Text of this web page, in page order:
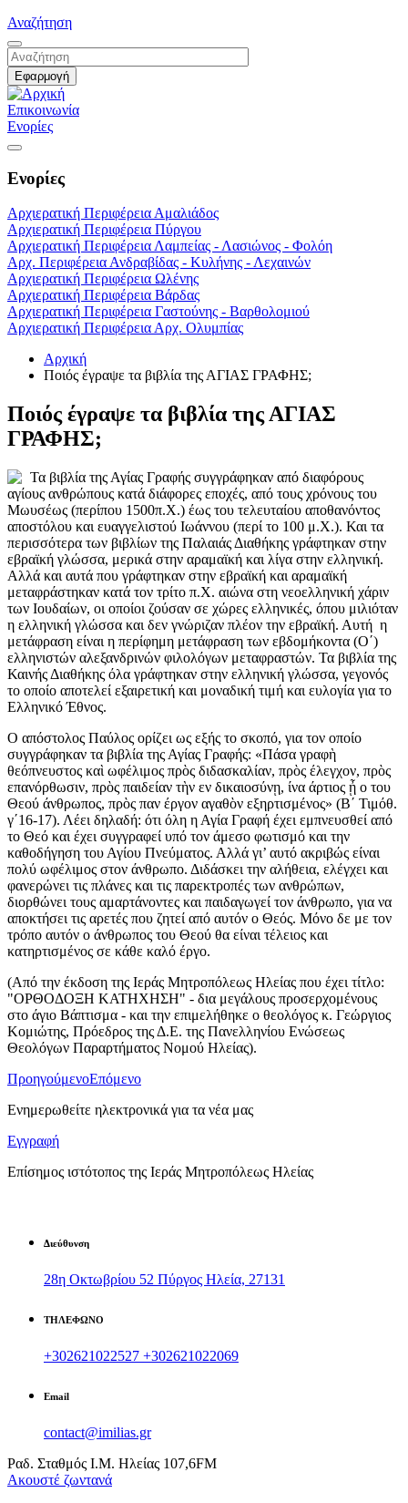
Αναζήτηση
Επικοινωνία
Ενορίες
Ενορίες
Αρχιερατική Περιφέρεια Αμαλιάδος
Αρχιερατική Περιφέρεια Πύργου
Αρχιερατική Περιφέρεια Λαμπείας - Λασιώνος - Φολόη
Αρχ. Περιφέρεια Ανδραβίδας - Κυλήνης - Λεχαινών
Αρχιερατική Περιφέρεια Ωλένης
Αρχιερατική Περιφέρεια Βάρδας
Αρχιερατική Περιφέρεια Γαστούνης - Βαρθολομιού
Αρχιερατική Περιφέρεια Αρχ. Ολυμπίας
Αρχική
Ποιός έγραψε τα βιβλία της ΑΓΙΑΣ ΓΡΑΦΗΣ;
Ποιός έγραψε τα βιβλία της ΑΓΙΑΣ
ΓΡΑΦΗΣ;
Τα βιβλία της Αγίας Γραφής συγγράφηκαν από διαφόρους
αγίους ανθρώπους κατά διάφορες εποχές, από τους χρόνους του
Μωυσέως (περίπου 1500π.Χ.) έως του τελευταίου αποθανόντος
αποστόλου και ευαγγελιστού Ιωάννου (περί το 100 μ.Χ.). Και τα
περισσότερα των βιβλίων της Παλαιάς Διαθήκης γράφτηκαν στην
εβραϊκή γλώσσα, μερικά στην αραμαϊκή και λίγα στην ελληνική.
Αλλά και αυτά που γράφτηκαν στην εβραϊκή και αραμαϊκή
μεταφράστηκαν κατά τον τρίτο π.Χ. αιώνα στη νεοελληνική χάριν
των Ιουδαίων, οι οποίοι ζούσαν σε χώρες ελληνικές, όπου μιλιόταν
η ελληνική γλώσσα και δεν γνώριζαν πλέον την εβραϊκή. Αυτή η
μετάφραση είναι η περίφημη μετάφραση των εβδομήκοντα (Ο΄)
ελληνιστών αλεξανδρινών φιλολόγων μεταφραστών. Τα βιβλία της
Καινής Διαθήκης όλα γράφτηκαν στην ελληνική γλώσσα, γεγονός
το οποίο αποτελεί εξαιρετική και μοναδική τιμή και ευλογία για το
Ελληνικό Έθνος.
Ο απόστολος Παύλος ορίζει ως εξής το σκοπό, για τον οποίο
συγγράφηκαν τα βιβλία της Αγίας Γραφής: «Πάσα γραφὴ
θεόπνευστος καὶ ωφέλιμος πρὸς διδασκαλίαν, πρὸς έλεγχον, πρὸς
επανόρθωσιν, πρὸς παιδείαν τὴν εν δικαιοσύνῃ, ίνα άρτιος ᾖ ο του
Θεού άνθρωπος, πρὸς παν έργον αγαθὸν εξηρτισμένος» (Β΄ Τιμόθ.
γ΄16-17). Λέει δηλαδή: ότι όλη η Αγία Γραφή έχει εμπνευσθεί από
το Θεό και έχει συγγραφεί υπό τον άμεσο φωτισμό και την
καθοδήγηση του Αγίου Πνεύματος. Αλλά γι’ αυτό ακριβώς είναι
πολύ ωφέλιμος στον άνθρωπο. Διδάσκει την αλήθεια, ελέγχει και
φανερώνει τις πλάνες και τις παρεκτροπές των ανθρώπων,
διορθώνει τους αμαρτάνοντες και παιδαγωγεί τον άνθρωπο, για να
αποκτήσει τις αρετές που ζητεί από αυτόν ο Θεός. Μόνο δε με τον
τρόπο αυτόν ο άνθρωπος του Θεού θα είναι τέλειος και
κατηρτισμένος σε κάθε καλό έργο.
(Από την έκδοση της Ιεράς Μητροπόλεως Ηλείας που έχει τίτλο:
"ΟΡΘΟΔΟΞΗ ΚΑΤΗΧΗΣΗ" - δια μεγάλους προσερχομένους
στο άγιο Βάπτισμα - και την επιμελήθηκε ο θεολόγος κ. Γεώργιος
Κομιώτης, Πρόεδρος της Δ.Ε. της Πανελληνίου Ενώσεως
Θεολόγων Παραρτήματος Νομού Ηλείας).
ΠροηγούμενοΕπόμενο
Ενημερωθείτε ηλεκτρονικά για τα νέα μας
Εγγραφή
Επίσημος ιστότοπος της Ιεράς Μητροπόλεως Ηλείας
Διεύθυνση
28η Οκτωβρίου 52 Πύργος Ηλεία, 27131
ΤΗΛΕΦΩΝΟ
+302621022527 +302621022069
Email
contact@imilias.gr
Ραδ. Σταθμός Ι.Μ. Ηλείας 107,6FM
Aκουστέ ζωντανά